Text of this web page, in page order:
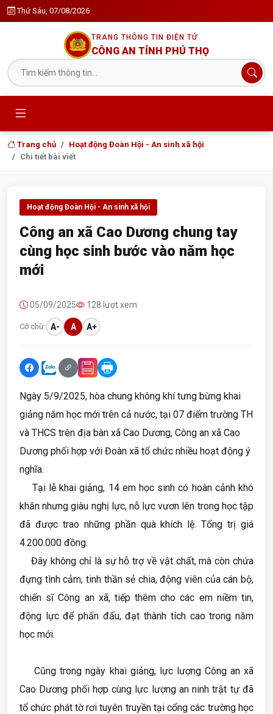
Thứ Sáu, 07/08/2026
TRANG THÔNG TIN ĐIỆN TỬ
CÔNG AN TỈNH PHÚ THỌ
Trang chủ
Hoạt động Đoàn Hội - An sinh xã hội
Chi tiết bài viết
Hoạt động Đoàn Hội - An sinh xã hội
Công an xã Cao Dương chung tay
cùng học sinh bước vào năm học
mới
05/09/2025 128 lượt xem
Cỡ chữ: A- A A+
Ngày 5/9/2025, hòa chung không khí tưng bừng khai
giảng năm học mới trên cả nước, tại 07 điểm trường TH
và THCS trên địa bàn xã Cao Dương, Công an xã Cao
Dương phối hợp với Đoàn xã tổ chức nhiều hoạt động ý
nghĩa.
Tại lễ khai giảng, 14 em học sinh có hoàn cảnh khó
khăn nhưng giàu nghị lực, nỗ lực vươn lên trong học tập
đã được trao những phần quà khích lệ. Tổng trị giá
4.200.000 đồng.
Đây không chỉ là sự hỗ trợ về vật chất, mà còn chứa
đựng tình cảm, tinh thần sẻ chia, động viên của cán bộ,
chiến sĩ Công an xã, tiếp thêm cho các em niềm tin,
động lực để phấn đấu, đạt thành tích cao trong năm
học mới.
Cũng trong ngày khai giảng, lực lượng Công an xã
Cao Dương phối hợp cùng lực lượng an ninh trật tự đã
tổ chức phát tờ rơi tuyên truyền tại cổng các trường học